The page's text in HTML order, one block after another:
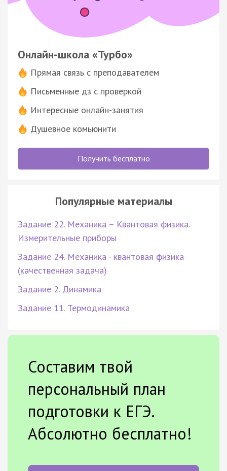
Онлайн-школа «Турбо»
Прямая связь с преподавателем
Письменные дз с проверкой
Интересные онлайн-занятия
Душевное комьюнити
Получить бесплатно
Популярные материалы
Задание 22. Механика – Квантовая физика.
Измерительные приборы
Задание 24. Механика - квантовая физика
(качественная задача)
Задание 2. Динамика
Задание 11. Термодинамика
Составим твой
персональный план
подготовки к ЕГЭ.
Абсолютно бесплатно!